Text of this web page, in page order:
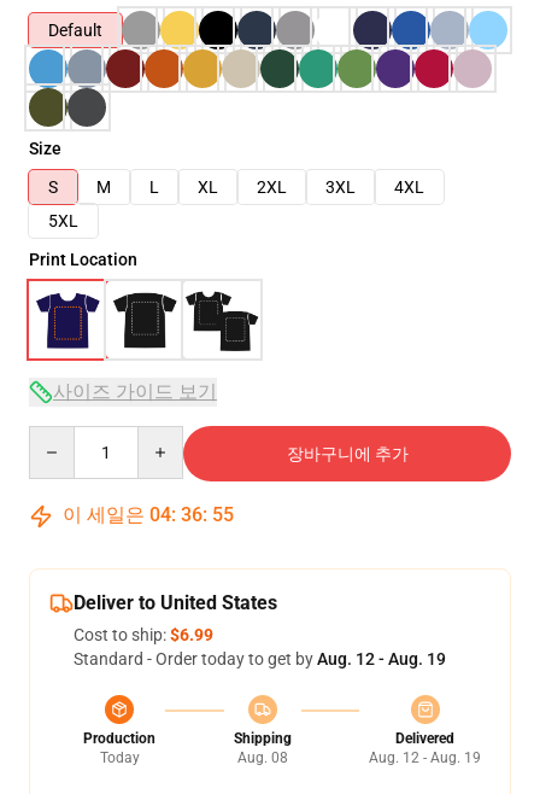
Default
Size
S
M L XL 2XL 3XL
4XL
5XL
Print Location
사이즈 가이드 보기
장바구니에 추가
이 세일은 04: 36: 54
Deliver to United States
Cost to ship:$6.99
Standard - Order today to get byAug. 12 - Aug. 19
Production
Today
Shipping
Aug. 08
Delivered
Aug. 12 - Aug. 19